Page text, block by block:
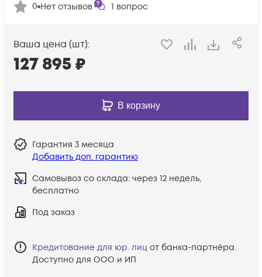
0 Нет отзывов 1 вопрос
Ваша цена (шт):
127 895₽
В корзину
Гарантия 3 месяца
Добавить доп. гарантию
Самовывоз со склада: через 12 недель,
бесплатно
Под заказ
Кредитование для юр. лиц от банка-партнёра.
Доступно для ООО и ИП